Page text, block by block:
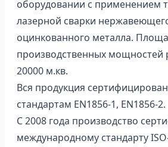
оборудовании с применением
лазерной сварки
оцинкованного металла.
производственных мощностей
20000 м.кв.
Вся продукция
стандартам EN1856-1, EN1856-2.
С 2008 года производство
международному стандарту